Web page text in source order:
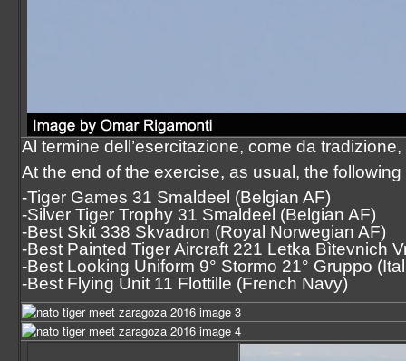
Al termine dell’esercitazione, come da
At the end of the exercise, as usual, the
-Tiger Games 31 Smaldeel (Belgian AF)
-Silver Tiger Trophy 31 Smaldeel (Belgian AF)
-Best Skit 338 Skvadron (Royal Norwegian AF)
-Best Painted Tiger Aircraft 221 Letka Bìtevnich
-Best Looking Uniform 9° Stormo 21° Gruppo
-Best Flying Unit 11 Flottille (French Navy)